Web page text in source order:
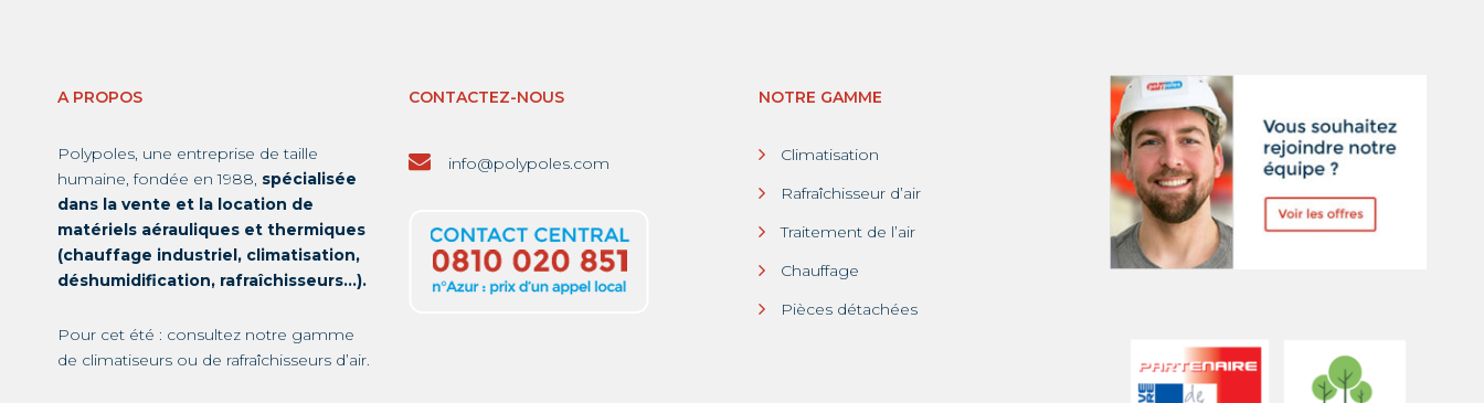
A PROPOS
Polypoles, une entreprise de taille
humaine, fondée en 1988, spécialisée
dans la vente et la location de
matériels aérauliques et thermiques
(chauffage industriel, climatisation,
déshumidification, rafraîchisseurs…).
Pour cet été : consultez notre gamme
de climatiseurs ou de rafraîchisseurs d’air.
CONTACTEZ-NOUS
info@polypoles.com
NOTRE GAMME
Climatisation
Rafraîchisseur d’air
Traitement de l’air
Chauffage
Pièces détachées